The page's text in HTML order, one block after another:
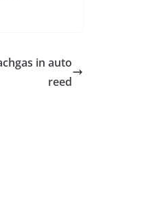
in auto
reed